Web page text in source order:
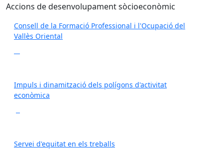
Accions de desenvolupament sòcioeconòmic
Consell de la Formació Professional i l'Ocupació del
Vallès Oriental
Impuls i dinamització dels polígons d'activitat
econòmica
Servei d'equitat en els treballs